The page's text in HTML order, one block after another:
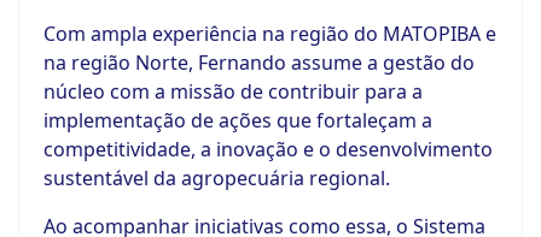
Com ampla experiência na região do MATOPIBA e
na região Norte, Fernando assume a gestão do
núcleo com a missão de contribuir para a
implementação de ações que fortaleçam a
competitividade, a inovação e o desenvolvimento
sustentável da agropecuária regional.
Ao acompanhar iniciativas como essa, o Sistema